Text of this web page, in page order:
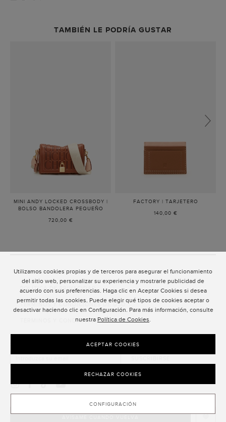
Utilizamos cookies propias y de terceros para asegurar el funcionamiento
del sitio web, personalizar su experiencia y mostrarle publicidad de
acuerdo con sus preferencias. Haga clic en Aceptar Cookies si desea
permitir todas las cookies. Puede elegir qué tipos de cookies aceptar o
desactivar haciendo clic en Configuración. Para más información, consulte
nuestra Política de Cookies.
CONFIGURACIÓN
RECHAZAR COOKIES
ACEPTAR COOKIES
TAMBIÉN LE PODRÍA GUSTAR
MINI ANDY LOCKED CROSSBODY |
BOLSO BANDOLERA PEQUEÑO
720,00 €
FACTORY | TARJETERO
140,00 €
ATENCIÓN AL CLIENTE
POLÍTICA DE PRIVACIDAD
TÉRMINOS Y CONDICIONES DE USO
TÉRMINOS Y CONDICIONES DE VENTA
SUSCRIPCIÓN AL NEWSLETTER